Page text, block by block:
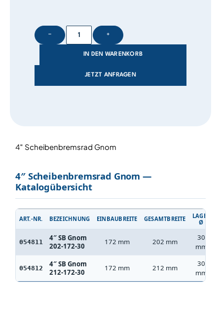
− +
IN DEN WARENKORB
JETZT ANFRAGEN
4″ Scheibenbremsrad Gnom
4″ Scheibenbremsrad Gnom —
Katalogübersicht
ART.-NR. BEZEICHNUNG EINBAUBREITE GESAMTBREITE
LAGER
Ø
054811
4″ SB Gnom
202-172-30
172 mm 202 mm
30
mm
054812
4″ SB Gnom
212-172-30
172 mm 212 mm
30
mm